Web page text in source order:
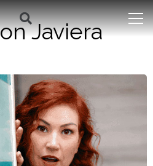
Javiera